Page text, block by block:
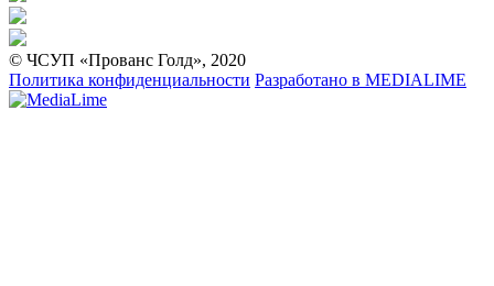
© ЧСУП «Прованс Голд», 2020
Политика конфиденциальности Разработано в MEDIALIME